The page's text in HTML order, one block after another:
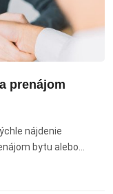
prenájom
nájdenie
bytu alebo
vyberajú z